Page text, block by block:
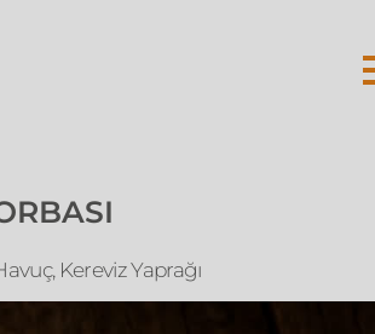
Kereviz Yaprağı